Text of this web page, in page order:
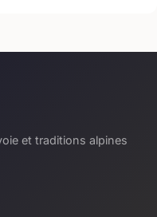
et traditions alpines